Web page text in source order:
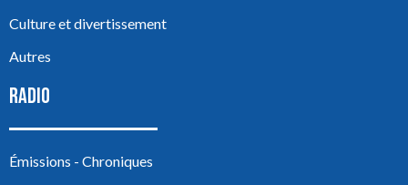
Culture et divertissement
Autres
RADIO
Émissions - Chroniques